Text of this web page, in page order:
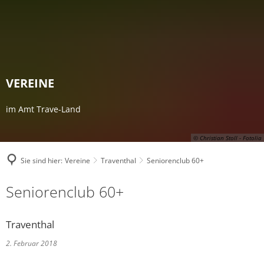
© Christian Stoll - Fotolia
VEREINE
im Amt Trave-Land
Sie sind hier: Vereine Traventhal Seniorenclub 60+
Seniorenclub 60+
Traventhal
2. Februar 2018